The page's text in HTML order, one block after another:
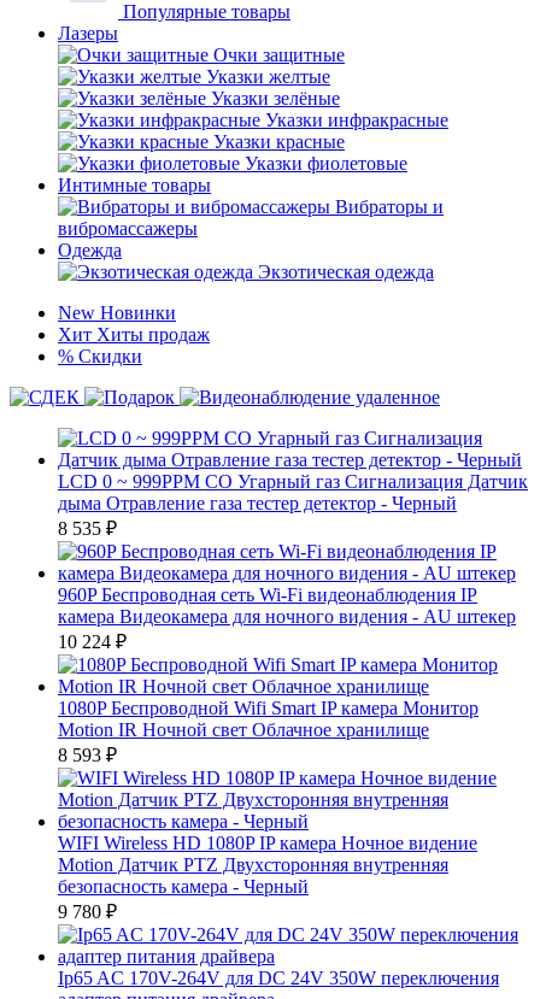
Популярные товары
Лазеры
Очки защитные
Указки желтые
Указки зелёные
Указки инфракрасные
Указки красные
Указки фиолетовые
Интимные товары
Вибраторы и
вибромассажеры
Одежда
Экзотическая одежда
New Новинки
Хит Хиты продаж
% Скидки
LCD 0 ~ 999PPM CO Угарный газ Сигнализация Датчик
дыма Отравление газа тестер детектор - Черный
8 535 ₽
960P Беспроводная сеть Wi-Fi видеонаблюдения IP
камера Видеокамера для ночного видения - AU штекер
10 224 ₽
1080P Беспроводной Wifi Smart IP камера Монитор
Motion IR Ночной свет Облачное хранилище
8 593 ₽
WIFI Wireless HD 1080P IP камера Ночное видение
Motion Датчик PTZ Двухсторонняя внутренняя
безопасность камера - Черный
9 780 ₽
Ip65 AC 170V-264V для DC 24V 350W переключения